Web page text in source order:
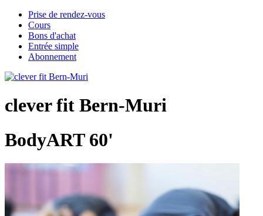
Prise de rendez-vous
Cours
Bons d'achat
Entrée simple
Abonnement
clever fit Bern-Muri
BodyART 60'